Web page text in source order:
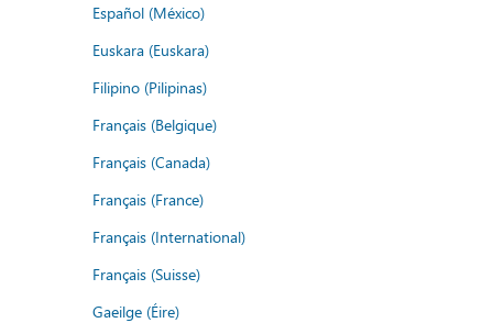
Español (México)
Euskara (Euskara)
Filipino (Pilipinas)
Français (Belgique)
Français (Canada)
Français (France)
Français (International)
Français (Suisse)
Gaeilge (Éire)